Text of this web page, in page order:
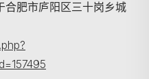
合肥市庐阳区三十岗乡城